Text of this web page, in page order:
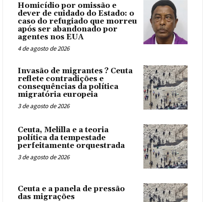
Homicídio por omissão e
dever de cuidado do Estado: o
caso do refugiado que morreu
após ser abandonado por
agentes nos EUA
4 de agosto de 2026
Invasão de migrantes ? Ceuta
reflete contradições e
consequências da política
migratória europeia
3 de agosto de 2026
Ceuta, Melilla e a teoria
política da tempestade
perfeitamente orquestrada
3 de agosto de 2026
Ceuta e a panela de pressão
das migrações